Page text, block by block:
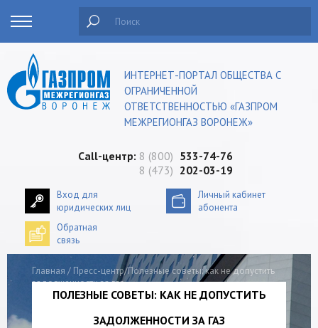
ИНТЕРНЕТ-ПОРТАЛ ОБЩЕСТВА С
ОГРАНИЧЕННОЙ
ОТВЕТСТВЕННОСТЬЮ «ГАЗПРОМ
МЕЖРЕГИОНГАЗ ВОРОНЕЖ»
Сall-центр: 8 (800) 533-74-76
8 (473) 202-03-19
Вход для
юридических лиц
Личный кабинет
абонента
Обратная
связь
Поиск
Главная / Пресс-центр/Полезные советы: как не допустить
задолженности за газ
ПОЛЕЗНЫЕ СОВЕТЫ: КАК НЕ ДОПУСТИТЬ
ЗАДОЛЖЕННОСТИ ЗА ГАЗ